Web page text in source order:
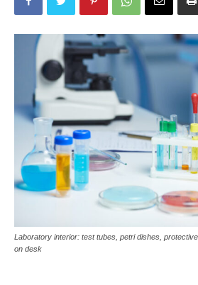
Laboratory interior: test tubes, petri dishes,
on desk